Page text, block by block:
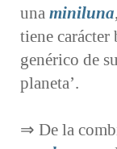
una miniluna
tiene
genérico de
planeta’.
⇒ De la